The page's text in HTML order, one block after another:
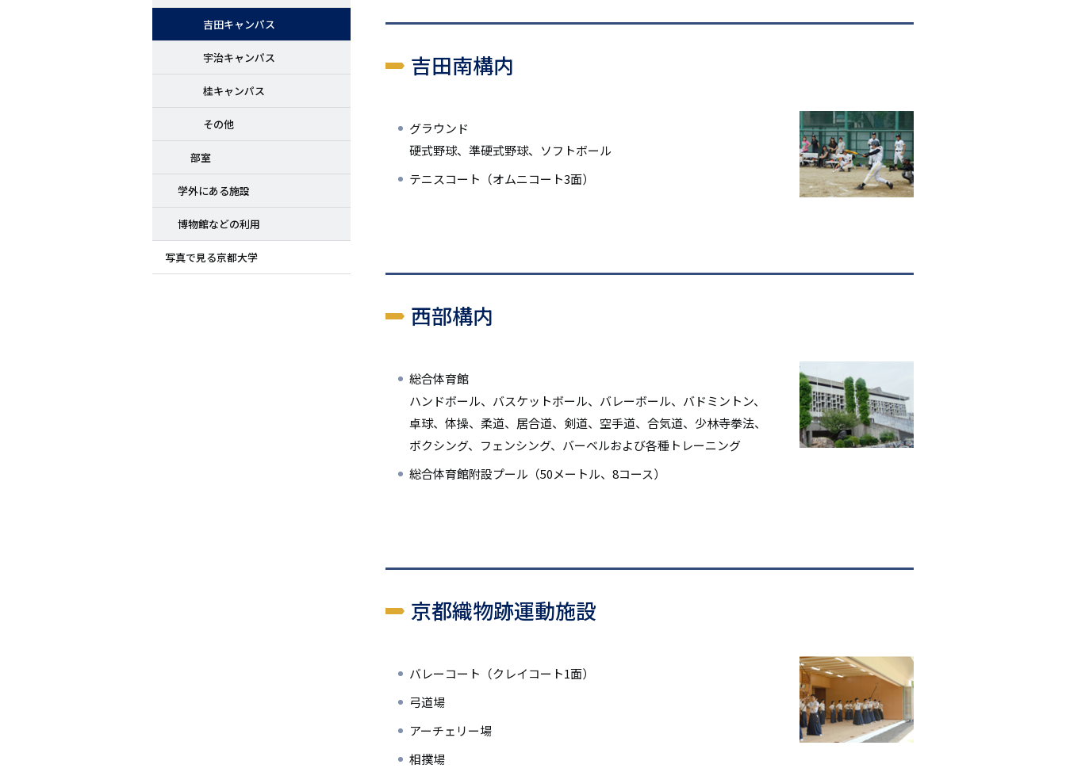
吉田キャンパス
宇治キャンパス
桂キャンパス
その他
部室
学外にある施設
博物館などの利用
写真で見る京都大学
吉田南構内
グラウンド
硬式野球、準硬式野球、ソフトボール
テニスコート（オムニコート3面）
西部構内
総合体育館
ハンドボール、バスケットボール、バレーボール、バドミントン、
卓球、体操、柔道、居合道、剣道、空手道、合気道、少林寺拳法、
ボクシング、フェンシング、バーベルおよび各種トレーニング
総合体育館附設プール（50メートル、8コース）
京都織物跡運動施設
バレーコート（クレイコート1面）
弓道場
アーチェリー場
相撲場